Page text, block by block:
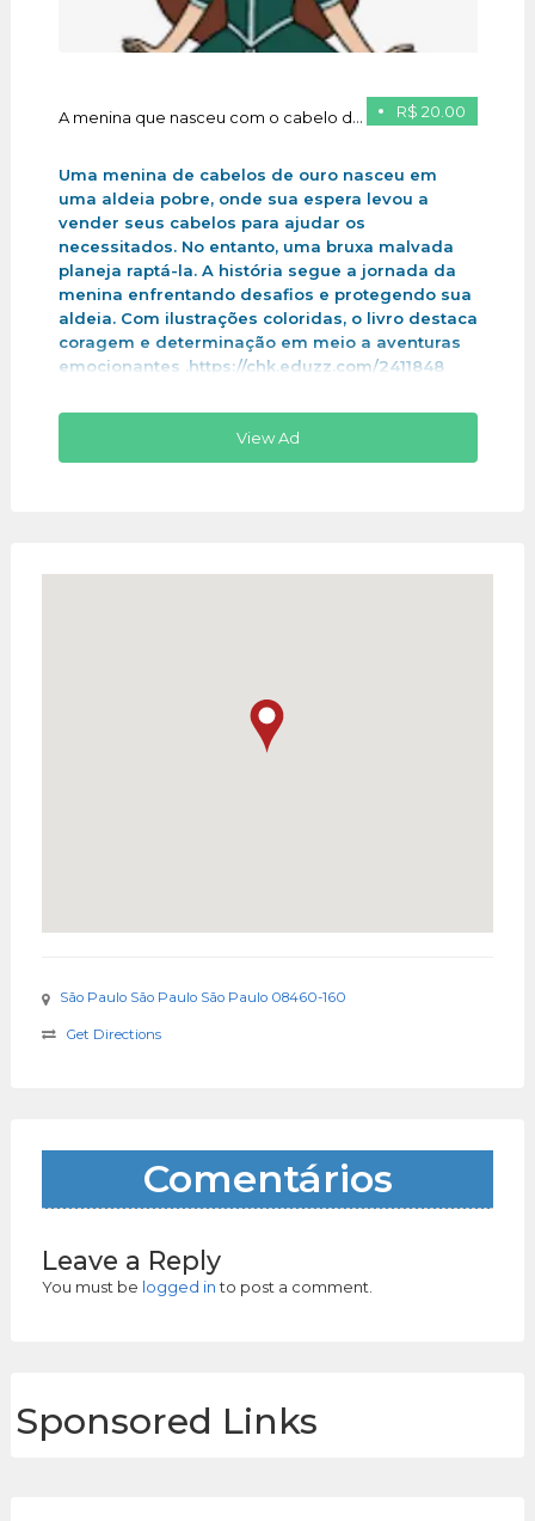
R$ 20.00
A menina que nasceu com o cabelo de ouro
Uma menina de cabelos de ouro nasceu em
uma aldeia pobre, onde sua espera levou a
vender seus cabelos para ajudar os
necessitados. No entanto, uma bruxa malvada
planeja raptá-la. A história segue a jornada da
menina enfrentando desafios e protegendo sua
aldeia. Com ilustrações coloridas, o livro destaca
coragem e determinação em meio a aventuras
emocionantes .https://chk.eduzz.com/2411848
View Ad
São Paulo São Paulo São Paulo 08460-160
Get Directions
Comentários
Leave a Reply
You must be logged into post a comment.
Sponsored Links